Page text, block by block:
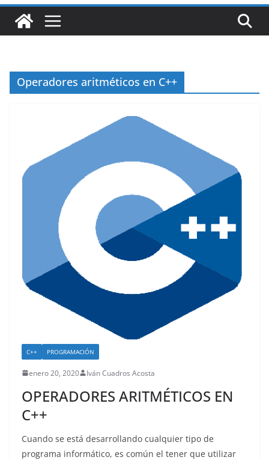
Operadores aritméticos en C++
C++ PROGRAMACIÓN
enero 20, 2020 Iván Cuadros Acosta
OPERADORES ARITMÉTICOS EN
C++
Cuando se está desarrollando cualquier tipo de
programa informático, es común el tener que utilizar